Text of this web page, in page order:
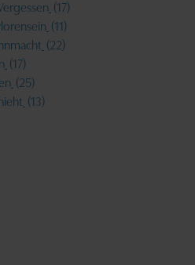
(17)
(11)
(22)
(17)
(25)
(13)